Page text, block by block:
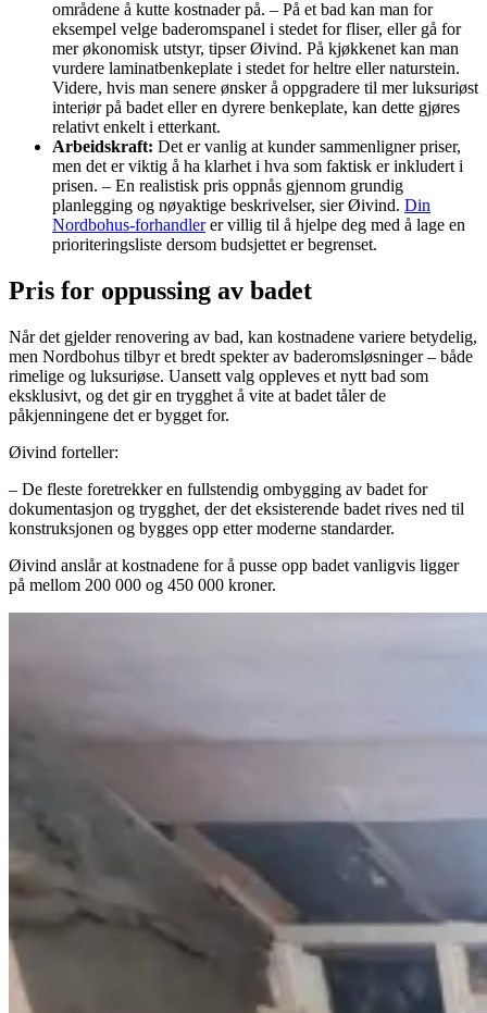
områdene å kutte kostnader på. – På et bad kan man for
eksempel velge baderomspanel i stedet for fliser, eller gå for
mer økonomisk utstyr, tipser Øivind. På kjøkkenet kan man
vurdere laminatbenkeplate i stedet for heltre eller naturstein.
Videre, hvis man senere ønsker å oppgradere til mer luksuriøst
interiør på badet eller en dyrere benkeplate, kan dette gjøres
relativt enkelt i etterkant.
Arbeidskraft: Det er vanlig at kunder sammenligner priser,
men det er viktig å ha klarhet i hva som faktisk er inkludert i
prisen. – En realistisk pris oppnås gjennom grundig
planlegging og nøyaktige beskrivelser, sier Øivind. Din
Nordbohus-forhandlerer villig til å hjelpe deg med å lage en
prioriteringsliste dersom budsjettet er begrenset.
Pris for oppussing av badet
Når det gjelder renovering av bad, kan kostnadene variere betydelig,
men Nordbohus tilbyr et bredt spekter av baderomsløsninger – både
rimelige og luksuriøse. Uansett valg oppleves et nytt bad som
eksklusivt, og det gir en trygghet å vite at badet tåler de
påkjenningene det er bygget for.
Øivind forteller:
– De fleste foretrekker en fullstendig ombygging av badet for
dokumentasjon og trygghet, der det eksisterende badet rives ned til
konstruksjonen og bygges opp etter moderne standarder.
Øivind anslår at kostnadene for å pusse opp badet vanligvis ligger
på mellom 200 000 og 450 000 kroner.